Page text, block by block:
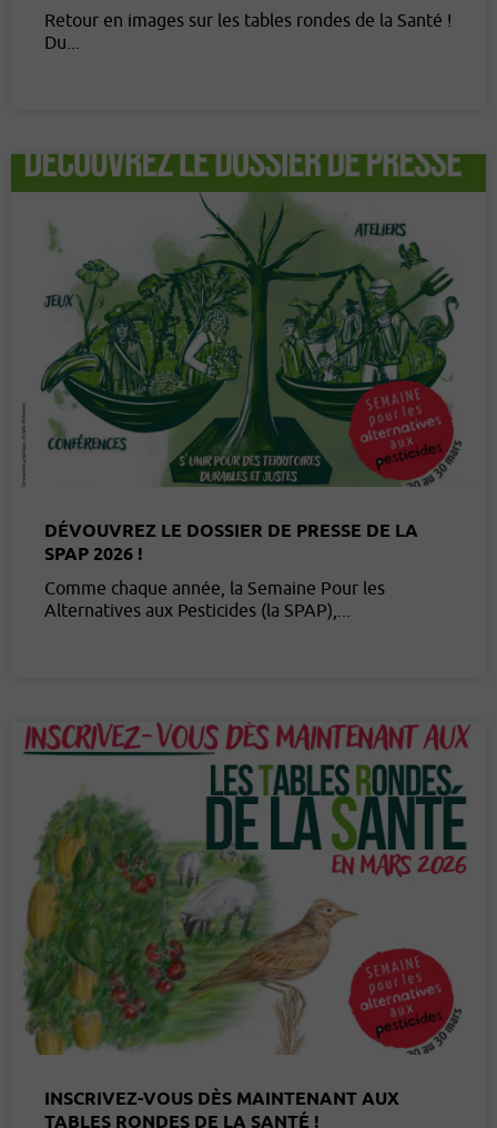
Retour en images sur les tables rondes de la Santé !
Du...
DÉVOUVREZ LE DOSSIER DE PRESSE DE LA
SPAP 2026 !
Comme chaque année, la Semaine Pour les
Alternatives aux Pesticides (la SPAP),...
INSCRIVEZ-VOUS DÈS MAINTENANT AUX
TABLES RONDES DE LA SANTÉ !